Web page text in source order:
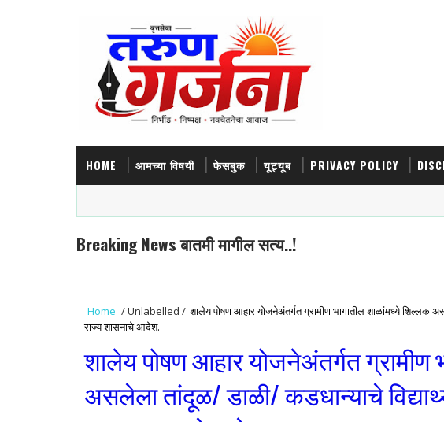
HOME आमच्या विषयी फेसबुक यूट्यूब PRIVACY POLICY
Breaking News बातमी मागील सत्य..!
Home /Unlabelled / शालेय पोषण आहार योजनेअंतर्गत ग्रामीण भागातील शाळांमध्ये शिल्लक
राज्य शासनाचे आदेश.
शालेय पोषण आहार योजनेअंतर्गत ग्रामीण
असलेला तांदूळ/ डाळी/ कडधान्याचे